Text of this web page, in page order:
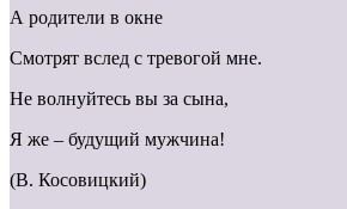
А родители в окне
Смотрят вслед с тревогой мне.
Не волнуйтесь вы за сына,
Я же – будущий мужчина!
(В. Косовицкий)